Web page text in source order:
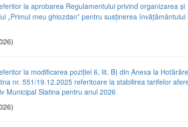
la aprobarea Regulamentului privind organizarea și
„Primul meu ghiozdan” pentru susținerea
la modificarea poziției 6, lit. B) din Anexa la
nr. 551/19.12.2025 referitoare la stabilirea tarifelor
Municipal Slatina pentru anul 2026